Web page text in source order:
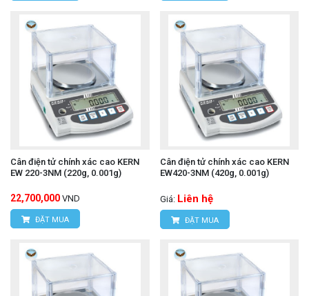
Cân điện tử chính xác cao KERN
EW 220-3NM (220g, 0.001g)
22,700,000 VND
ĐẶT MUA
Cân điện tử chính xác cao KERN
EW420-3NM (420g, 0.001g)
Giá: Liên hệ
ĐẶT MUA